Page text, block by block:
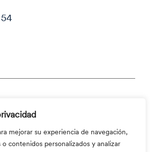
mejorar su experiencia de navegación,
contenidos personalizados y analizar
ético
Canal ético